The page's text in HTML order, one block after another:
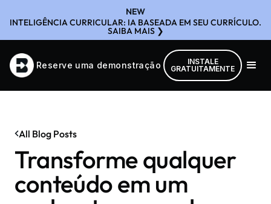
NEW
INTELIGÊNCIA CURRICULAR: IA BASEADA EM SEU CURRÍCULO.
SAIBA MAIS ❯
Reserve uma demonstração
INSTALE
GRATUITAMENTE
All Blog Posts
Transforme qualquer
conteúdo em um